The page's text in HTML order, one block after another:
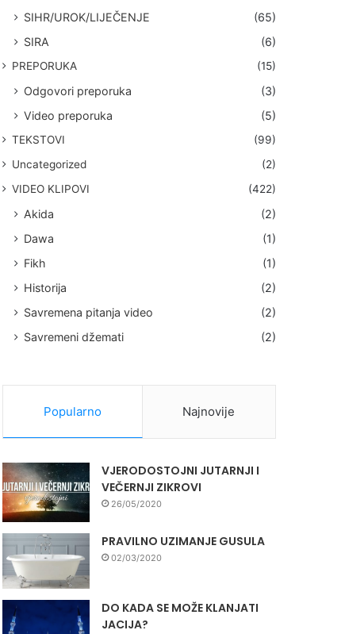
SIHR/UROK/LIJEČENJE
(65)
SIRA
(6)
PREPORUKA (15)
Odgovori preporuka
(3)
Video preporuka
(5)
TEKSTOVI
(99)
Uncategorized
(2)
VIDEO KLIPOVI
(422)
Akida
(2)
Dawa
(1)
Fikh
(1)
Historija
(2)
Savremena pitanja video
(2)
Savremeni džemati
(2)
Popularno Najnovije
VJERODOSTOJNI JUTARNJI I
VEČERNJI ZIKROVI
26/05/2020
PRAVILNO UZIMANJE GUSULA
02/03/2020
DO KADA SE MOŽE KLANJATI
JACIJA?